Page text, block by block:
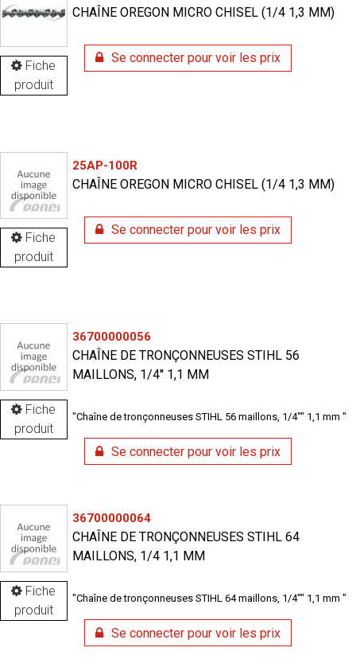
Fiche
produit
CHAÎNE OREGON MICRO CHISEL (1/4 1,3 MM)
Se connecter pour voir les prix
Fiche
produit
25AP-100R
CHAÎNE OREGON MICRO CHISEL (1/4 1,3 MM)
Se connecter pour voir les prix
Fiche
produit
36700000056
CHAÎNE DE TRONÇONNEUSES STIHL 56
MAILLONS, 1/4'' 1,1 MM
"Chaîne de tronçonneuses STIHL 56 maillons, 1/4"" 1,1 mm "
Se connecter pour voir les prix
Fiche
produit
36700000064
CHAÎNE DE TRONÇONNEUSES STIHL 64
MAILLONS, 1/4 1,1 MM
"Chaîne de tronçonneuses STIHL 64 maillons, 1/4"" 1,1 mm "
Se connecter pour voir les prix